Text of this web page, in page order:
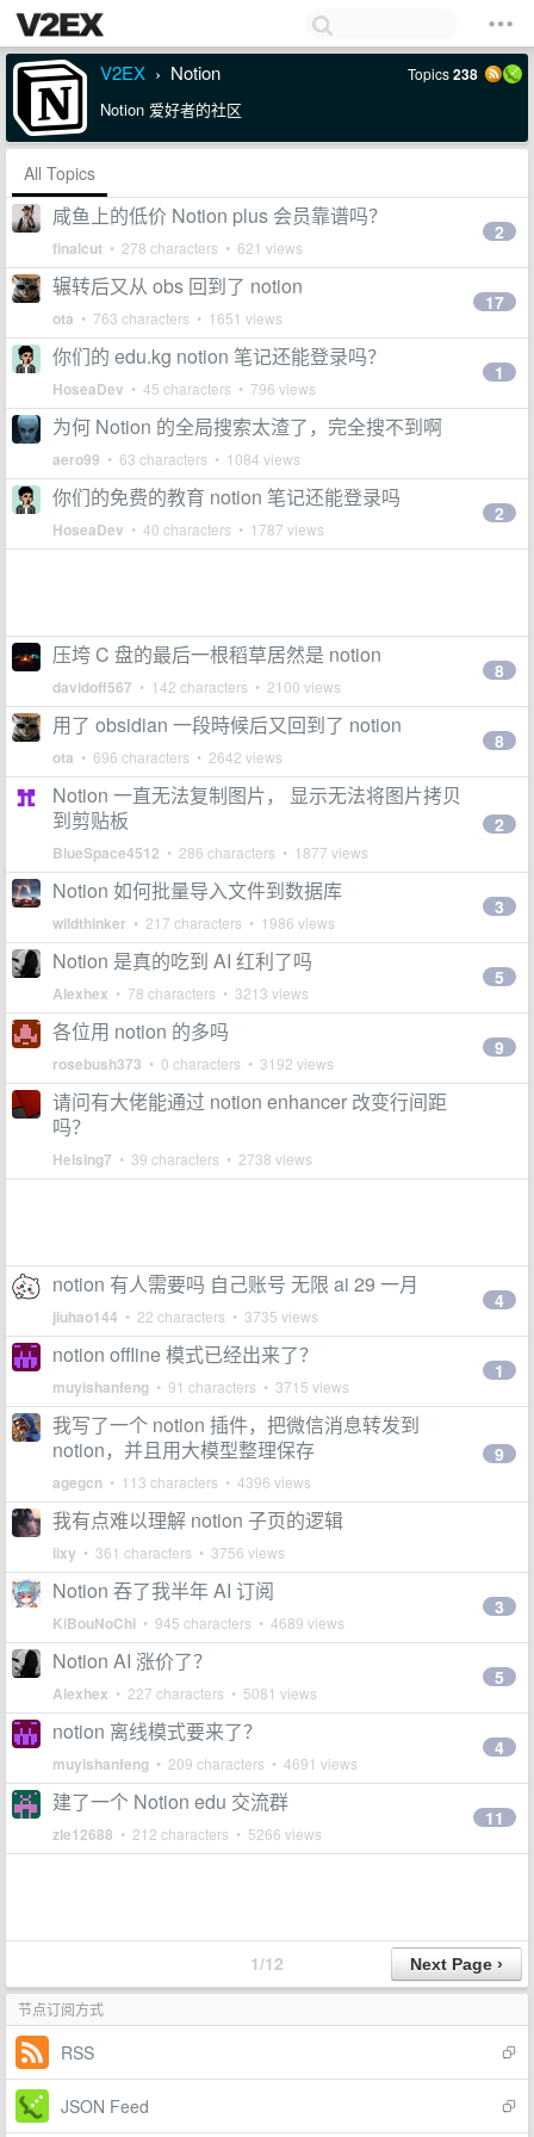
V2EX › Notion Topics238
Notion 爱好者的社区
All Topics
咸鱼上的低价 Notion plus 会员靠谱吗？
finalcut • 278 characters • 621 views
2
辗转后又从 obs 回到了 notion
ota • 763 characters • 1651 views
17
你们的 edu.kg notion 笔记还能登录吗？
HoseaDev • 45 characters • 796 views
1
为何 Notion 的全局搜索太渣了，完全搜不到啊
aero99 • 63 characters • 1084 views
你们的免费的教育 notion 笔记还能登录吗
HoseaDev • 40 characters • 1787 views
2
压垮 C 盘的最后一根稻草居然是 notion
davidoff567 • 142 characters • 2100 views
8
用了 obsidian 一段時候后又回到了 notion
ota • 696 characters • 2642 views
8
Notion 一直无法复制图片， 显示无法将图片拷贝
到剪贴板
BlueSpace4512 • 286 characters • 1877 views
2
Notion 如何批量导入文件到数据库
wildthinker • 217 characters • 1986 views
3
Notion 是真的吃到 AI 红利了吗
Alexhex • 78 characters • 3213 views
5
各位用 notion 的多吗
rosebush373 • 0 characters • 3192 views
9
请问有大佬能通过 notion enhancer 改变行间距
吗？
Helsing7 • 39 characters • 2738 views
notion 有人需要吗 自己账号 无限 ai 29 一月
jiuhao144 • 22 characters • 3735 views
4
notion offline 模式已经出来了？
muyishanfeng • 91 characters • 3715 views
1
我写了一个 notion 插件，把微信消息转发到
notion，并且用大模型整理保存
agegcn • 113 characters • 4396 views
9
我有点难以理解 notion 子页的逻辑
iixy • 361 characters • 3756 views
Notion 吞了我半年 AI 订阅
KiBouNoChi • 945 characters • 4689 views
3
Notion AI 涨价了？
Alexhex • 227 characters • 5081 views
5
notion 离线模式要来了？
muyishanfeng • 209 characters • 4691 views
4
建了一个 Notion edu 交流群
zle12688 • 212 characters • 5266 views
11
1/12
节点订阅方式
RSS
JSON Feed